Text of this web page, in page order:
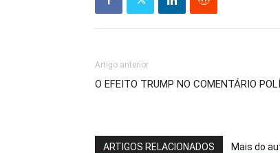
Artigo anterior
O EFEITO TRUMP NO COMENTÁRIO
ARTIGOS RELACIONADOS Mais do